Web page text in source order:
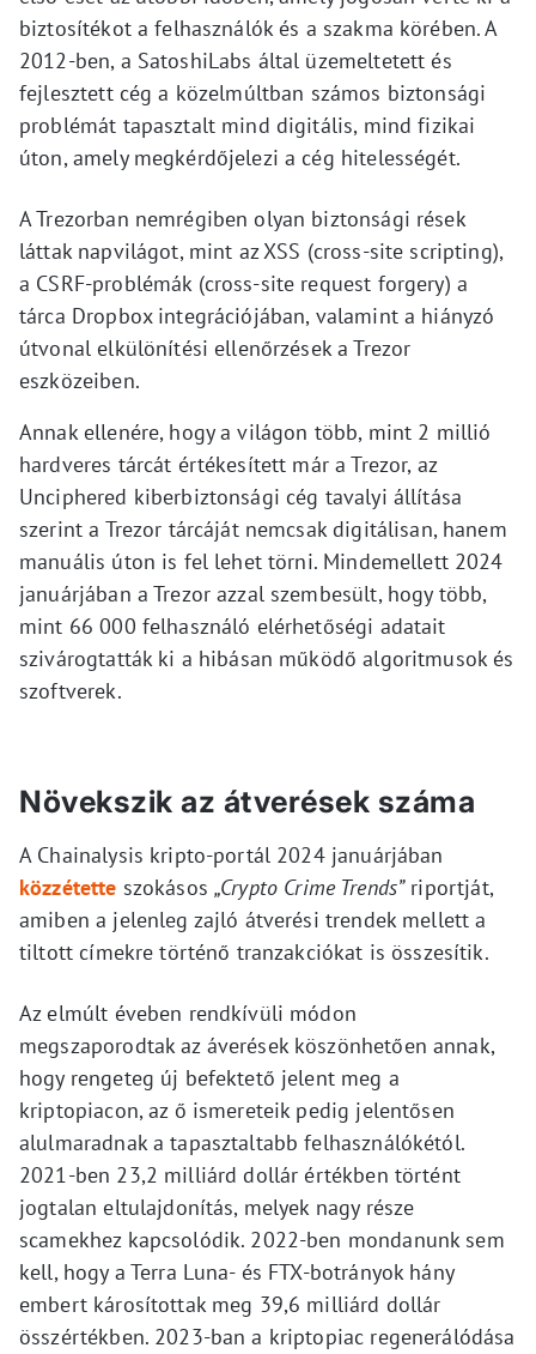
biztosítékot a felhasználók és a szakma körében. A
2012-ben, a SatoshiLabs által üzemeltetett és
fejlesztett cég a közelmúltban számos biztonsági
problémát tapasztalt mind digitális, mind fizikai
úton, amely megkérdőjelezi a cég hitelességét.
A Trezorban nemrégiben olyan biztonsági rések
láttak napvilágot, mint az XSS (cross-site scripting),
a CSRF-problémák (cross-site request forgery) a
tárca Dropbox integrációjában, valamint a hiányzó
útvonal elkülönítési ellenőrzések a Trezor
eszközeiben.
Annak ellenére, hogy a világon több, mint 2 millió
hardveres tárcát értékesített már a Trezor, az
Unciphered kiberbiztonsági cég tavalyi állítása
szerint a Trezor tárcáját nemcsak digitálisan, hanem
manuális úton is fel lehet törni. Mindemellett 2024
januárjában a Trezor azzal szembesült, hogy több,
mint 66 000 felhasználó elérhetőségi adatait
szivárogtatták ki a hibásan működő algoritmusok és
szoftverek.
Növekszik az átverések száma
A Chainalysis kripto-portál 2024 januárjában
közzétette szokásos „Crypto Crime Trends”riportját,
amiben a jelenleg zajló átverési trendek mellett a
tiltott címekre történő tranzakciókat is összesítik.
Az elmúlt éveben rendkívüli módon
megszaporodtak az áverések köszönhetően annak,
hogy rengeteg új befektető jelent meg a
kriptopiacon, az ő ismereteik pedig jelentősen
alulmaradnak a tapasztaltabb felhasználókétól.
2021-ben 23,2 milliárd dollár értékben történt
jogtalan eltulajdonítás, melyek nagy része
scamekhez kapcsolódik. 2022-ben mondanunk sem
kell, hogy a Terra Luna- és FTX-botrányok hány
embert károsítottak meg 39,6 milliárd dollár
összértékben. 2023-ban a kriptopiac regenerálódása